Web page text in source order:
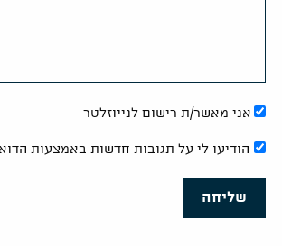
אני מאשר/ת רישום לנייוזלטר
הודיעו לי על תגובות חדשות באמצעות
שליחה